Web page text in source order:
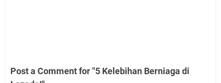
Post a Comment for "5 Kelebihan Berniaga di